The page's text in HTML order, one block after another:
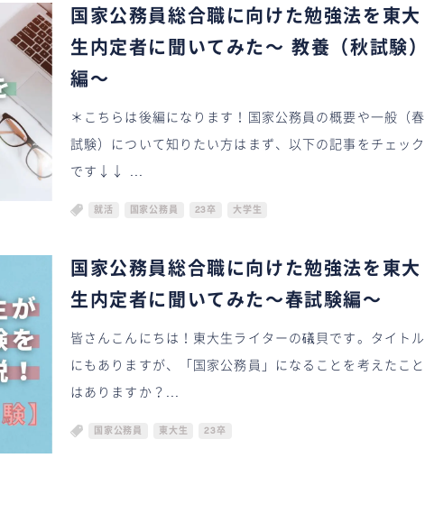
国家公務員総合職に向けた勉強法を東大
生内定者に聞いてみた〜 教養（秋試験）
編〜
＊こちらは後編になります！国家公務員の概要や一般（春
試験）について知りたい方はまず、以下の記事をチェック
です↓↓ ...
就活 国家公務員 23卒 大学生
国家公務員総合職に向けた勉強法を東大
生内定者に聞いてみた〜春試験編〜
皆さんこんにちは！東大生ライターの礒貝です。タイトル
にもありますが、「国家公務員」になることを考えたこと
はありますか？...
国家公務員 東大生 23卒